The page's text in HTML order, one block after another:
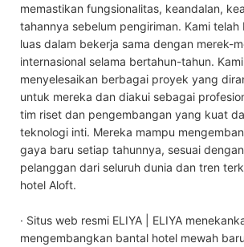
memastikan fungsionalitas, keandalan,
tahannya sebelum pengiriman. Kami telah
luas dalam bekerja sama dengan merek-
internasional selama bertahun-tahun.
menyelesaikan berbagai proyek yang
untuk mereka dan diakui sebagai
tim riset dan pengembangan yang kuat
teknologi inti. Mereka mampu
gaya baru setiap tahunnya, sesuai
pelanggan dari seluruh dunia dan tren
hotel Aloft.
· Situs web resmi ELIYA | ELIYA
mengembangkan bantal hotel mewah